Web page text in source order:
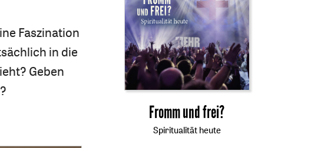
Faszination
in die
Geben
Fromm und frei?
Spiritualität heute